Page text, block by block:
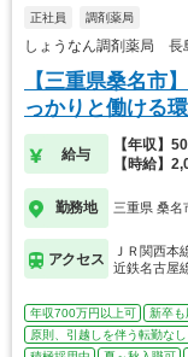
正社員 調剤薬局
しょうなん調剤薬局 長
【三重県桑名市
っかりと働ける
給与
【年収】
【時給】
勤務地 三重県 桑名
アクセス
ＪＲ関西本
近鉄名古屋
年収700万円以上可 新卒も
原則、引越しを伴う転勤なし